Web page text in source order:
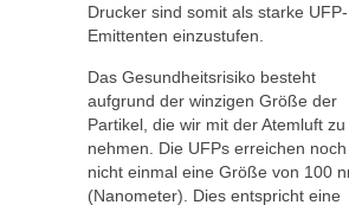
Drucker sind somit als starke UFP-
Emittenten einzustufen.
Das Gesundheitsrisiko besteht
aufgrund der winzigen Größe der
Partikel, die wir mit der Atemluft
nehmen. Die UFPs erreichen noch
nicht einmal eine Größe von 100
(Nanometer). Dies entspricht eine